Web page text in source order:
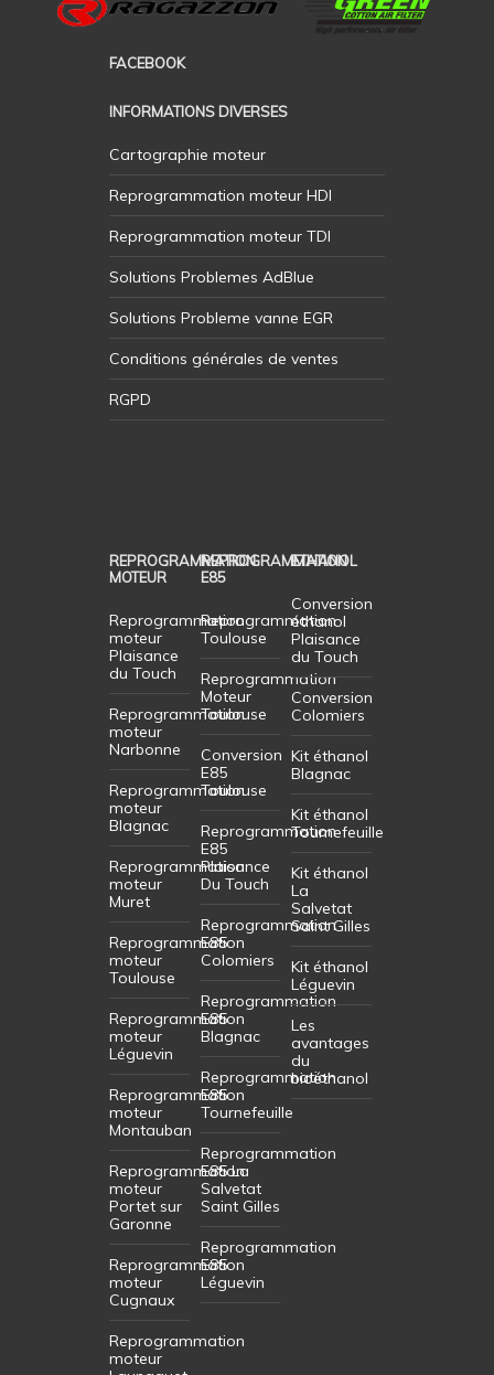
FACEBOOK
INFORMATIONS DIVERSES
Cartographie moteur
Reprogrammation moteur HDI
Reprogrammation moteur TDI
Solutions Problemes AdBlue
Solutions Probleme vanne EGR
Conditions générales de ventes
RGPD
REPROGRAMMATION
MOTEUR
Reprogrammation
moteur
Plaisance
du Touch
Reprogrammation
moteur
Narbonne
Reprogrammation
moteur
Blagnac
Reprogrammation
moteur
Muret
Reprogrammation
moteur
Toulouse
Reprogrammation
moteur
Léguevin
Reprogrammation
moteur
Montauban
Reprogrammation
moteur
Portet sur
Garonne
Reprogrammation
moteur
Cugnaux
Reprogrammation
moteur
REPROGRAMMATION
E85
Reprogrammation
Toulouse
Reprogrammation
Moteur
Toulouse
Conversion
E85
Toulouse
Reprogrammation
E85
Plaisance
Du Touch
Reprogrammation
E85
Colomiers
Reprogrammation
E85
Blagnac
Reprogrammation
E85
Tournefeuille
Reprogrammation
E85 La
Salvetat
Saint Gilles
Reprogrammation
E85
Léguevin
ETHANOL
Conversion
éthanol
Plaisance
du Touch
Conversion
Colomiers
Kit éthanol
Blagnac
Kit éthanol
Tournefeuille
Kit éthanol
La
Salvetat
Saint Gilles
Kit éthanol
Léguevin
Les
avantages
du
bioéthanol